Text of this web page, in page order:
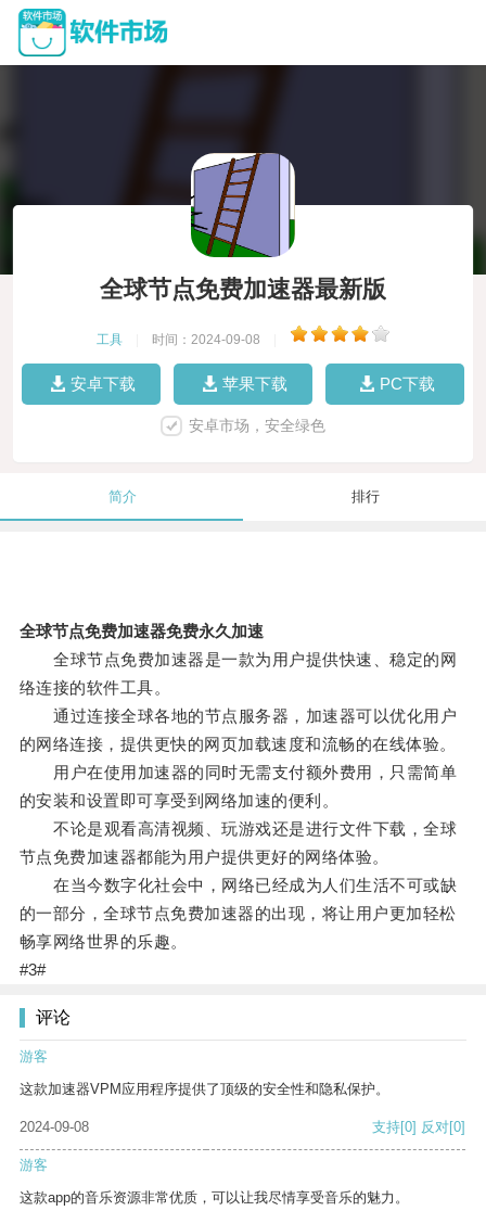
全球节点免费加速器最新版
工具 时间：2024-09-08
安卓下载 苹果下载 PC下载
安卓市场，安全绿色
简介 排行
全球节点免费加速器免费永久加速
全球节点免费加速器是一款为用户提供快速、稳定的网
络连接的软件工具。
通过连接全球各地的节点服务器，加速器可以优化用户
的网络连接，提供更快的网页加载速度和流畅的在线体验。
用户在使用加速器的同时无需支付额外费用，只需简单
的安装和设置即可享受到网络加速的便利。
不论是观看高清视频、玩游戏还是进行文件下载，全球
节点免费加速器都能为用户提供更好的网络体验。
在当今数字化社会中，网络已经成为人们生活不可或缺
的一部分，全球节点免费加速器的出现，将让用户更加轻松
畅享网络世界的乐趣。
#3#
评论
游客
这款加速器VPM应用程序提供了顶级的安全性和隐私保护。
2024-09-08 支持[0] 反对[0]
游客
这款app的音乐资源非常优质，可以让我尽情享受音乐的魅力。